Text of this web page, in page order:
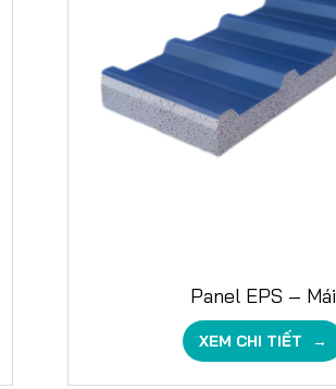
Panel EPS – Mái
XEM CHI TIẾT